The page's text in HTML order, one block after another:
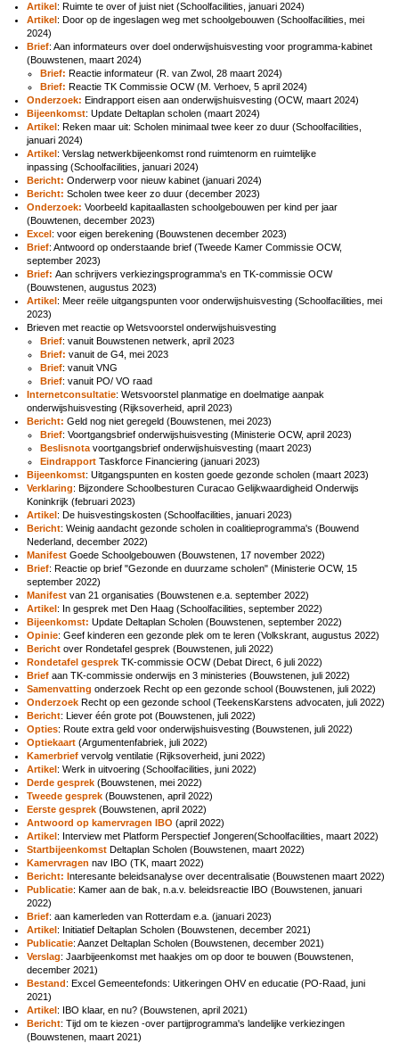
Artikel: Ruimte te over of juist niet (Schoolfacilities, januari 2024)
Artikel: Door op de ingeslagen weg met schoolgebouwen (Schoolfacilities, mei
2024)
Brief: Aan informateurs over doel onderwijshuisvesting voor programma-kabinet
(Bouwstenen, maart 2024)
Brief: Reactie informateur (R. van Zwol, 28 maart 2024)
Brief: Reactie TK Commissie OCW (M. Verhoev, 5 april 2024)
Onderzoek: Eindrapport eisen aan onderwijshuisvesting (OCW, maart 2024)
Bijeenkomst: Update Deltaplan scholen (maart 2024)
Artikel: Reken maar uit: Scholen minimaal twee keer zo duur (Schoolfacilities,
januari 2024)
Artikel: Verslag netwerkbijeenkomst rond ruimtenorm en ruimtelijke
inpassing (Schoolfacilities, januari 2024)
Bericht: Onderwerp voor nieuw kabinet (januari 2024)
Bericht: Scholen twee keer zo duur (december 2023)
Onderzoek: Voorbeeld kapitaallasten schoolgebouwen per kind per jaar
(Bouwtenen, december 2023)
Excel: voor eigen berekening (Bouwstenen december 2023)
Brief: Antwoord op onderstaande brief (Tweede Kamer Commissie OCW,
september 2023)
Brief: Aan schrijvers verkiezingsprogramma's en TK-commissie OCW
(Bouwstenen, augustus 2023)
Artikel: Meer reële uitgangspunten voor onderwijshuisvesting (Schoolfacilities, mei
2023)
Brieven met reactie op Wetsvoorstel onderwijshuisvesting
Brief: vanuit Bouwstenen netwerk, april 2023
Brief: vanuit de G4, mei 2023
Brief: vanuit VNG
Brief: vanuit PO/ VO raad
Internetconsultatie: Wetsvoorstel planmatige en doelmatige aanpak
onderwijshuisvesting (Rijksoverheid, april 2023)
Bericht: Geld nog niet geregeld (Bouwstenen, mei 2023)
Brief: Voortgangsbrief onderwijshuisvesting (Ministerie OCW, april 2023)
Beslisnota voortgangsbrief onderwijshuisvesting (maart 2023)
Eindrapport Taskforce Financiering (januari 2023)
Bijeenkomst: Uitgangspunten en kosten goede gezonde scholen (maart 2023)
Verklaring: Bijzondere Schoolbesturen Curacao Gelijkwaardigheid Onderwijs
Koninkrijk (februari 2023)
Artikel: De huisvestingskosten (Schoolfacilities, januari 2023)
Bericht: Weinig aandacht gezonde scholen in coalitieprogramma's (Bouwend
Nederland, december 2022)
Manifest Goede Schoolgebouwen (Bouwstenen, 17 november 2022)
Brief: Reactie op brief "Gezonde en duurzame scholen" (Ministerie OCW, 15
september 2022)
Manifest van 21 organisaties (Bouwstenen e.a. september 2022)
Artikel: In gesprek met Den Haag (Schoolfacilities, september 2022)
Bijeenkomst: Update Deltaplan Scholen (Bouwstenen, september 2022)
Opinie: Geef kinderen een gezonde plek om te leren (Volkskrant, augustus 2022)
Bericht over Rondetafel gesprek (Bouwstenen, juli 2022)
Rondetafel gesprek TK-commissie OCW (Debat Direct, 6 juli 2022)
Brief aan TK-commissie onderwijs en 3 ministeries (Bouwstenen, juli 2022)
Samenvatting onderzoek Recht op een gezonde school (Bouwstenen, juli 2022)
Onderzoek Recht op een gezonde school (TeekensKarstens advocaten, juli 2022)
Bericht: Liever één grote pot (Bouwstenen, juli 2022)
Opties: Route extra geld voor onderwijshuisvesting (Bouwstenen, juli 2022)
Optiekaart (Argumentenfabriek, juli 2022)
Kamerbrief vervolg ventilatie (Rijksoverheid, juni 2022)
Artikel: Werk in uitvoering (Schoolfacilities, juni 2022)
Derde gesprek (Bouwstenen, mei 2022)
Tweede gesprek (Bouwstenen, april 2022)
Eerste gesprek (Bouwstenen, april 2022)
Antwoord op kamervragen IBO (april 2022)
Artikel: Interview met Platform Perspectief Jongeren(Schoolfacilities, maart 2022)
Startbijeenkomst Deltaplan Scholen (Bouwstenen, maart 2022)
Kamervragen nav IBO (TK, maart 2022)
Bericht: Interesante beleidsanalyse over decentralisatie (Bouwstenen maart 2022)
Publicatie: Kamer aan de bak, n.a.v. beleidsreactie IBO (Bouwstenen, januari
2022)
Brief: aan kamerleden van Rotterdam e.a. (januari 2023)
Artikel: Initiatief Deltaplan Scholen (Bouwstenen, december 2021)
Publicatie: Aanzet Deltaplan Scholen (Bouwstenen, december 2021)
Verslag: Jaarbijeenkomst met haakjes om op door te bouwen (Bouwstenen,
december 2021)
Bestand: Excel Gemeentefonds: Uitkeringen OHV en educatie (PO-Raad, juni
2021)
Artikel: IBO klaar, en nu? (Bouwstenen, april 2021)
Bericht: Tijd om te kiezen -over partijprogramma's landelijke verkiezingen
(Bouwstenen, maart 2021)